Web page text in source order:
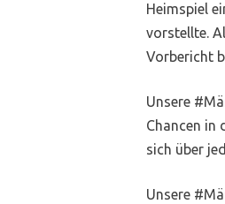
Heimspiel
vorstellte.
Vorbericht
Unsere
Chancen in
sich über
Unsere